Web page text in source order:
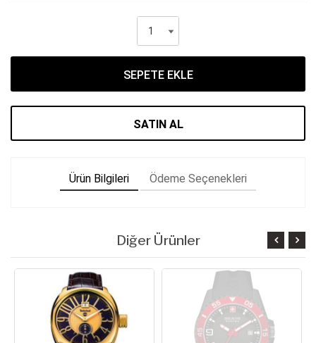
SEPETE EKLE
SATIN AL
Ürün Bilgileri Ödeme Seçenekleri
Diğer Ürünler